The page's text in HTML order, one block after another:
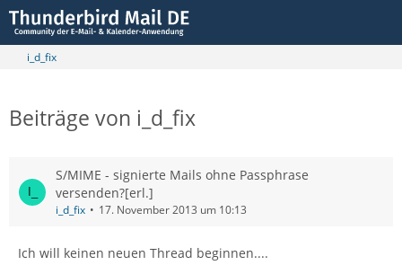
i_d_fix
Beiträge von i_d_fix
S/MIME - signierte Mails ohne Passphrase
versenden?[erl.]
i_d_fix 17. November 2013 um 10:13
Ich will keinen neuen Thread beginnen....